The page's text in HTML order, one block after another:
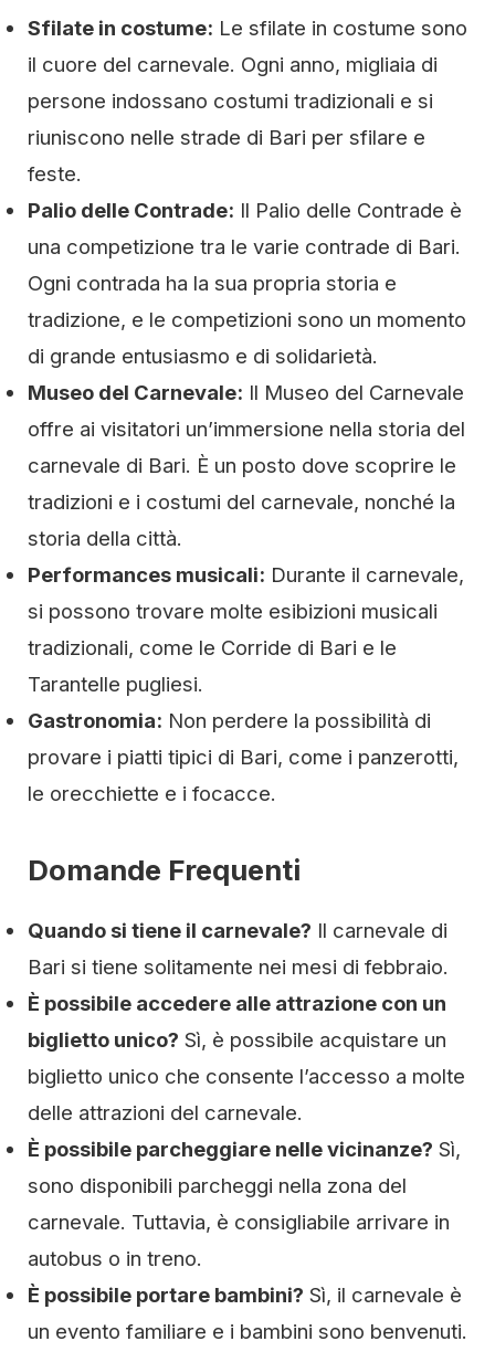
Sfilate in costume: Le sfilate in costume sono
il cuore del carnevale. Ogni anno, migliaia di
persone indossano costumi tradizionali e si
riuniscono nelle strade di Bari per sfilare e
feste.
Palio delle Contrade: Il Palio delle Contrade è
una competizione tra le varie contrade di Bari.
Ogni contrada ha la sua propria storia e
tradizione, e le competizioni sono un momento
di grande entusiasmo e di solidarietà.
Museo del Carnevale: Il Museo del Carnevale
offre ai visitatori un’immersione nella storia del
carnevale di Bari. È un posto dove scoprire le
tradizioni e i costumi del carnevale, nonché la
storia della città.
Performances musicali: Durante il carnevale,
si possono trovare molte esibizioni musicali
tradizionali, come le Corride di Bari e le
Tarantelle pugliesi.
Gastronomia: Non perdere la possibilità di
provare i piatti tipici di Bari, come i panzerotti,
le orecchiette e i focacce.
Domande Frequenti
Quando si tiene il carnevale? Il carnevale di
Bari si tiene solitamente nei mesi di febbraio.
È possibile accedere alle attrazione con un
biglietto unico? Sì, è possibile acquistare un
biglietto unico che consente l’accesso a molte
delle attrazioni del carnevale.
È possibile parcheggiare nelle vicinanze? Sì,
sono disponibili parcheggi nella zona del
carnevale. Tuttavia, è consigliabile arrivare in
autobus o in treno.
È possibile portare bambini? Sì, il carnevale è
un evento familiare e i bambini sono benvenuti.